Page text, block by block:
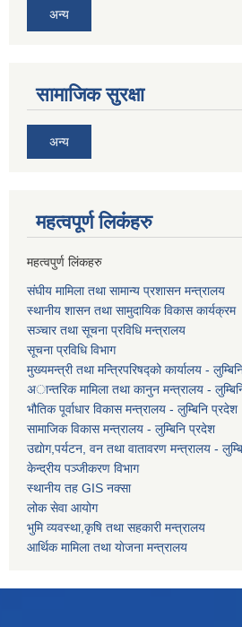
अन्य
सामाजिक सुरक्षा
अन्य
महत्वपूर्ण लि‌कंंहरु
महत्वपुर्ण लिंकहरु
संघीय मामिला तथा सामान्य प्रशासन मन्त्रालय
स्थानीय शासन तथा सामुदायिक विकास कार्यक्रम
सञ्चार तथा सूचना प्रविधि मन्त्रालय
सूचना प्रविधि विभाग
मुख्यमन्त्री तथा मन्त्रिपरिषद्को कार्यालय -
अान्तरिक मामिला तथा कानुन मन्त्रालय -
भौतिक पूर्वाधार विकास मन्त्रालय - लुम्बिनि प्रदेश
सामाजिक विकास मन्त्रालय - लुम्बिनि प्रदेश
उद्याेग,पर्यटन, वन तथा वातावरण मन्त्रालय -
केन्द्रीय पञ्जीकरण विभाग
स्थानीय तह GIS नक्सा
लोक सेवा आयोग
भुमि व्यवस्था,कृषि तथा सहकारी मन्त्रालय
आर्थिक मामिला तथा याेजना मन्त्रालय